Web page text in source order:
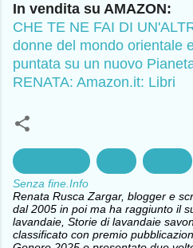
In vendita su AMAZON:
CHE TE NE FAI DI
donne del mondo orientale
puntata su un nuovo
RENATA: Amazon.it: Libri
Senza fine.Info
Renata Rusca Zargar, blogger e
dal 2005 in poi ma ha raggiunto il
lavandaie, Storie di lavandaie
classificato con premio